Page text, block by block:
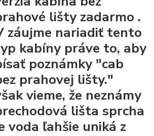
lištyzadarmo .
záujme nariadiť tento
kabíny práve to, aby
poznámky "cab
prahovej lišty."
vieme, že neznámy
lištasprcha
voda ľahšie uniká z